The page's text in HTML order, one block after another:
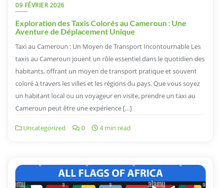
09 FÉVRIER 2026
Exploration des Taxis Colorés au Cameroun : Une
Aventure de Déplacement Unique
Taxi au Cameroun : Un Moyen de Transport Incontournable Les
taxis au Cameroun jouent un rôle essentiel dans le quotidien des
habitants, offrant un moyen de transport pratique et souvent
coloré à travers les villes et les régions du pays. Que vous soyez
un habitant local ou un voyageur en visite, prendre un taxi au
Cameroun peut être une expérience […]
Uncategorized 0 4 min read